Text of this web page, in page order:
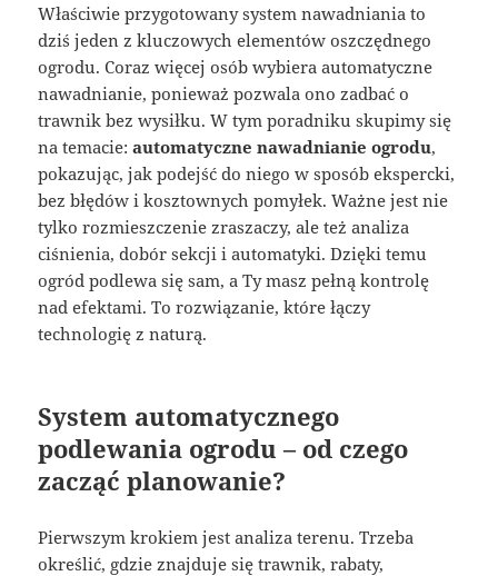
Właściwie przygotowany system nawadniania to
dziś jeden z kluczowych elementów oszczędnego
ogrodu. Coraz więcej osób wybiera automatyczne
nawadnianie, ponieważ pozwala ono zadbać o
trawnik bez wysiłku. W tym poradniku skupimy się
na temacie:automatyczne nawadnianie ogrodu,
pokazując, jak podejść do niego w sposób ekspercki,
bez błędów i kosztownych pomyłek. Ważne jest nie
tylko rozmieszczenie zraszaczy, ale też analiza
ciśnienia, dobór sekcji i automatyki. Dzięki temu
ogród podlewa się sam, a Ty masz pełną kontrolę
nad efektami. To rozwiązanie, które łączy
technologię z naturą.
System automatycznego
podlewania ogrodu – od czego
zacząć planowanie?
Pierwszym krokiem jest analiza terenu. Trzeba
określić, gdzie znajduje się trawnik, rabaty,